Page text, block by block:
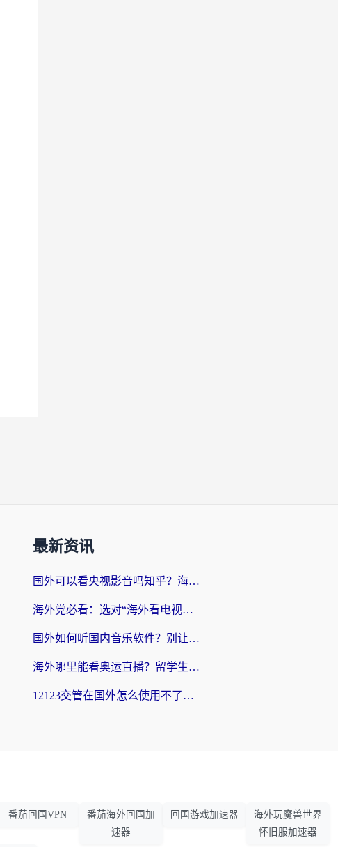
最新资讯
国外可以看央视影音吗知乎？海外党亲测有效的回国加速方案
海外党必看：选对“海外看电视剧软件”，再也不用愁国内剧刷不了
国外如何听国内音乐软件？别让地域限制，断了你的中文歌单
海外哪里能看奥运直播？留学生&海外华人必看的体育赛事观赛终极指南
12123交管在国外怎么使用不了？海外华人必看的无缝访问国内资源指南
番茄回国VPN
番茄海外回国加
速器
回国游戏加速器
海外玩魔兽世界
怀旧服加速器